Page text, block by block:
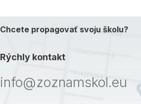
Chcete propagovať svoju školu?
Rýchly kontakt
info@zoznamskol.eu